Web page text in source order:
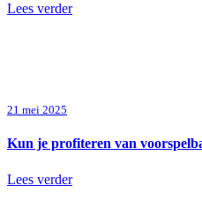
Lees verder
21 mei 2025
Kun je profiteren van
Lees verder